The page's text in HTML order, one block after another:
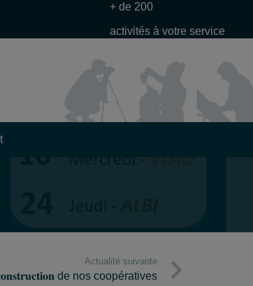
+ de 200
activités à votre service
Actualité suivante
de nos coopératives